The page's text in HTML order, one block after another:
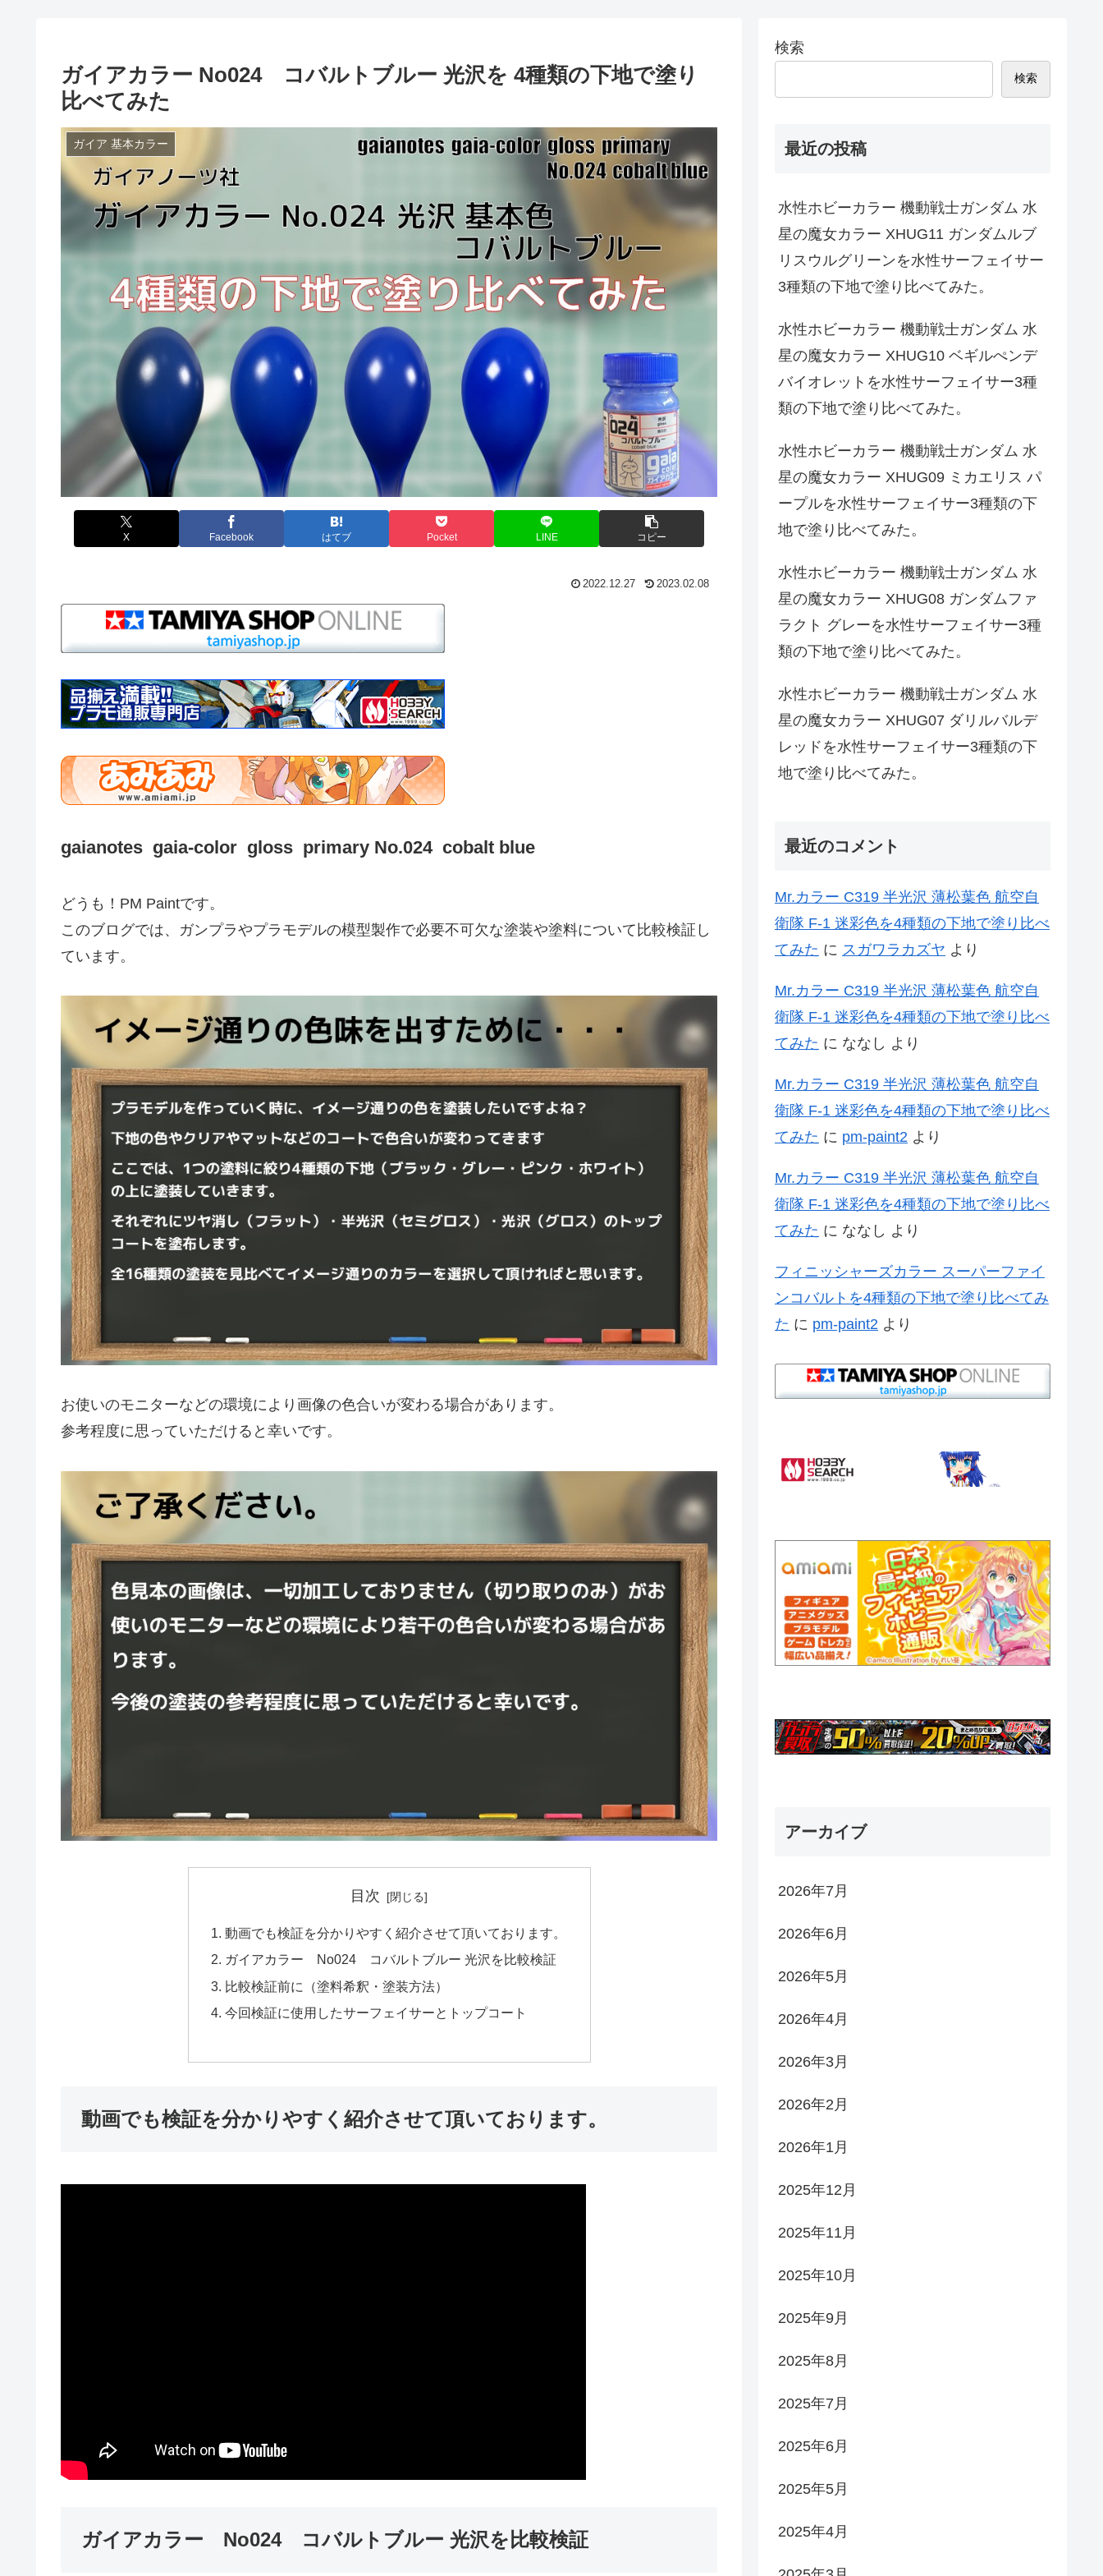
ガイアカラー No024 コバルトブルー 光沢を 4種類の下地で塗り
比べてみた
ガイア 基本カラー
X Facebook はてブ Pocket LINE コピー
2022.12.27 2023.02.08
gaianotes gaia-color gloss primary No.024 cobalt blue
どうも！PM Paintです。
このブログでは、ガンプラやプラモデルの模型製作で必要不可欠な塗装や塗料について比較検証し
ています。
お使いのモニターなどの環境により画像の色合いが変わる場合があります。
参考程度に思っていただけると幸いです。
目次
動画でも検証を分かりやすく紹介させて頂いております。
ガイアカラー No024 コバルトブルー 光沢を比較検証
比較検証前に（塗料希釈・塗装方法）
今回検証に使用したサーフェイサーとトップコート
動画でも検証を分かりやすく紹介させて頂いております。
ガイアカラー No024 コバルトブルー 光沢を比較検証
検索
検索
最近の投稿
水性ホビーカラー 機動戦士ガンダム 水
星の魔女カラー XHUG11 ガンダムルブ
リスウルグリーンを水性サーフェイサー
3種類の下地で塗り比べてみた。
水性ホビーカラー 機動戦士ガンダム 水
星の魔女カラー XHUG10 ベギルぺンデ
バイオレットを水性サーフェイサー3種
類の下地で塗り比べてみた。
水性ホビーカラー 機動戦士ガンダム 水
星の魔女カラー XHUG09 ミカエリス パ
ープルを水性サーフェイサー3種類の下
地で塗り比べてみた。
水性ホビーカラー 機動戦士ガンダム 水
星の魔女カラー XHUG08 ガンダムファ
ラクト グレーを水性サーフェイサー3種
類の下地で塗り比べてみた。
水性ホビーカラー 機動戦士ガンダム 水
星の魔女カラー XHUG07 ダリルバルデ
レッドを水性サーフェイサー3種類の下
地で塗り比べてみた。
最近のコメント
Mr.カラー C319 半光沢 薄松葉色 航空自
衛隊 F-1 迷彩色を4種類の下地で塗り比べ
てみた に スガワラカズヤ より
Mr.カラー C319 半光沢 薄松葉色 航空自
衛隊 F-1 迷彩色を4種類の下地で塗り比べ
てみた に ななし より
Mr.カラー C319 半光沢 薄松葉色 航空自
衛隊 F-1 迷彩色を4種類の下地で塗り比べ
てみた に pm-paint2 より
Mr.カラー C319 半光沢 薄松葉色 航空自
衛隊 F-1 迷彩色を4種類の下地で塗り比べ
てみた に ななし より
フィニッシャーズカラー スーパーファイ
ンコバルトを4種類の下地で塗り比べてみ
た に pm-paint2 より
アーカイブ
2026年7月
2026年6月
2026年5月
2026年4月
2026年3月
2026年2月
2026年1月
2025年12月
2025年11月
2025年10月
2025年9月
2025年8月
2025年7月
2025年6月
2025年5月
2025年4月